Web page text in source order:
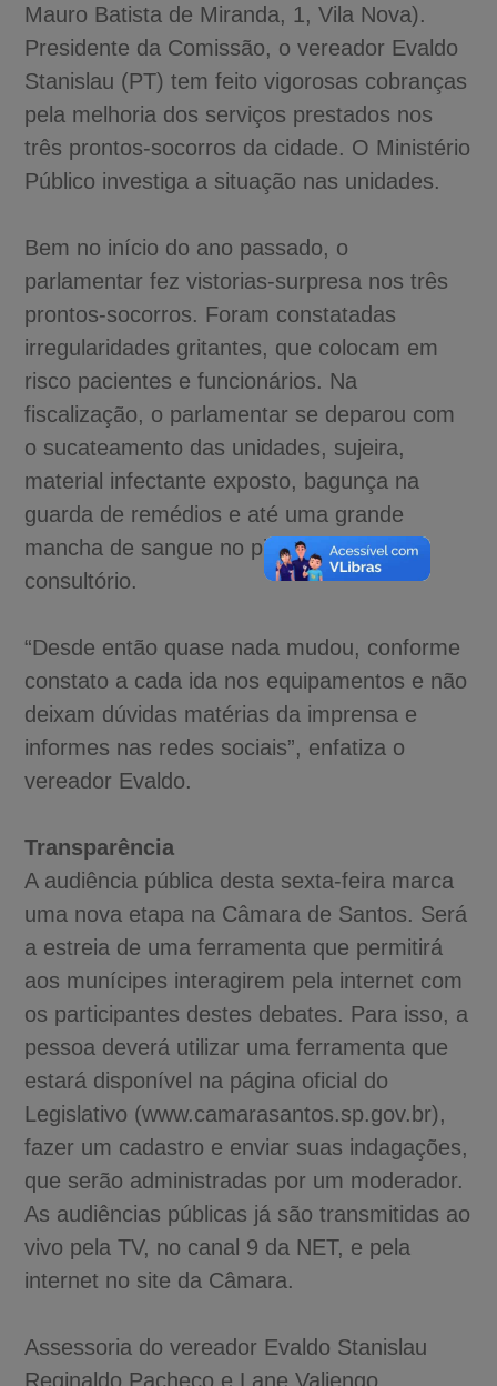
Mauro Batista de Miranda, 1, Vila Nova).
Presidente da Comissão, o vereador Evaldo
Stanislau (PT) tem feito vigorosas cobranças
pela melhoria dos serviços prestados nos
três prontos-socorros da cidade. O Ministério
Público investiga a situação nas unidades.
Bem no início do ano passado, o
parlamentar fez vistorias-surpresa nos três
prontos-socorros. Foram constatadas
irregularidades gritantes, que colocam em
risco pacientes e funcionários. Na
fiscalização, o parlamentar se deparou com
o sucateamento das unidades, sujeira,
material infectante exposto, bagunça na
guarda de remédios e até uma grande
mancha de sangue no piso de um
consultório.
“Desde então quase nada mudou, conforme
constato a cada ida nos equipamentos e não
deixam dúvidas matérias da imprensa e
informes nas redes sociais”, enfatiza o
vereador Evaldo.
Transparência
A audiência pública desta sexta-feira marca
uma nova etapa na Câmara de Santos. Será
a estreia de uma ferramenta que permitirá
aos munícipes interagirem pela internet com
os participantes destes debates. Para isso, a
pessoa deverá utilizar uma ferramenta que
estará disponível na página oficial do
Legislativo (www.camarasantos.sp.gov.br),
fazer um cadastro e enviar suas indagações,
que serão administradas por um moderador.
As audiências públicas já são transmitidas ao
vivo pela TV, no canal 9 da NET, e pela
internet no site da Câmara.
Assessoria do vereador Evaldo Stanislau
Reginaldo Pacheco e Lane Valiengo